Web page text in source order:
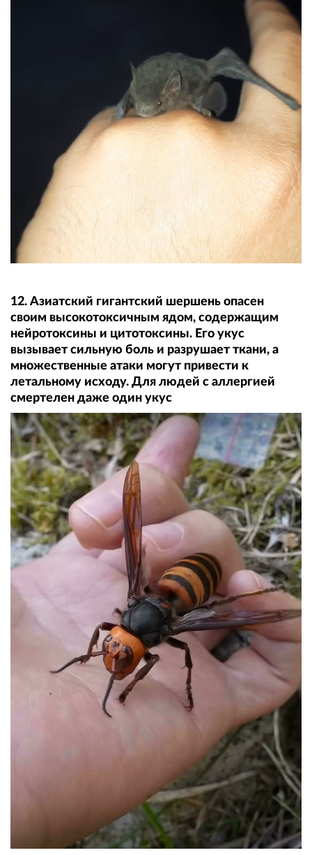
12. Азиатский гигантский шершень опасен
своим высокотоксичным ядом, содержащим
нейротоксины и цитотоксины. Его укус
вызывает сильную боль и разрушает ткани, а
множественные атаки могут привести к
летальному исходу. Для людей с аллергией
смертелен даже один укус